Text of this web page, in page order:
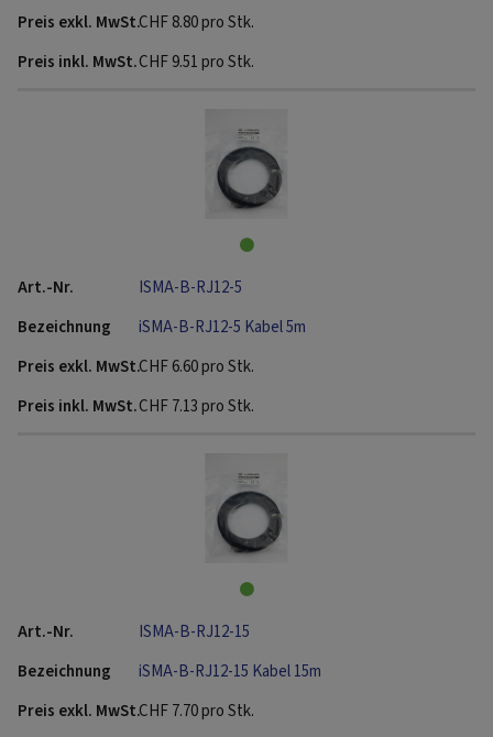
CHF8.80pro Stk.
CHF9.51pro Stk.
ISMA-B-RJ12-5
iSMA-B-RJ12-5 Kabel 5m
CHF6.60pro Stk.
CHF7.13pro Stk.
ISMA-B-RJ12-15
iSMA-B-RJ12-15 Kabel 15m
CHF7.70pro Stk.